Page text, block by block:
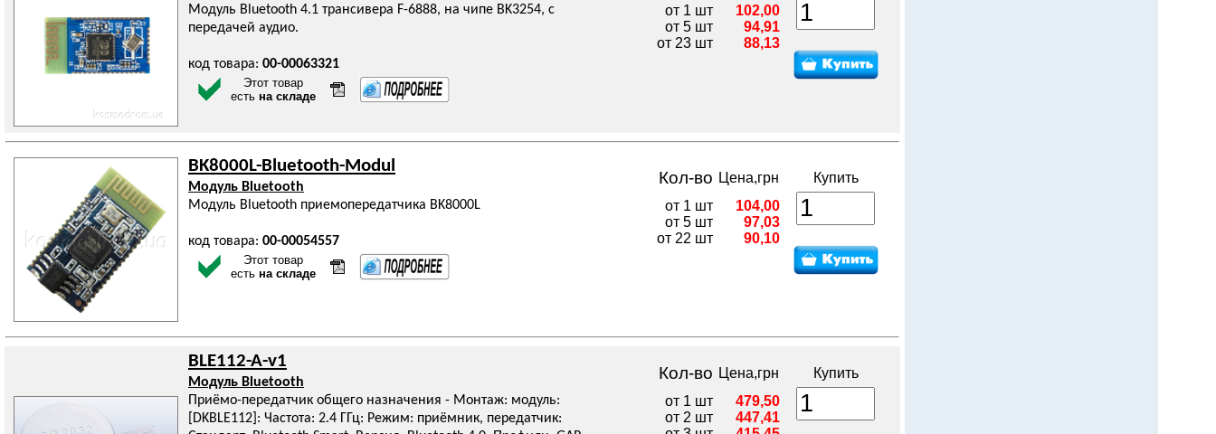
Модуль Bluetooth 4.1 трансивера F-6888, на чипе BK3254, с
передачей аудио.
код товара: 00-00063321
Этот товар
есть на складе
от 1 шт
от 5 шт
от 23 шт
102,00
94,91
88,13
BK8000L-Bluetooth-Modul
Модуль Bluetooth
Модуль Bluetooth приемопередатчика BK8000L
код товара: 00-00054557
Этот товар
есть на складе
Кол-во Цена,грн
Купить
от 1 шт
от 5 шт
от 22 шт
104,00
97,03
90,10
BLE112-A-v1
Модуль Bluetooth
Приёмо-передатчик общего назначения - Монтаж: модуль:
[DKBLE112]: Частота: 2.4 ГГц: Режим: приёмник, передатчик:
Кол-во Цена,грн
Купить
от 1 шт
от 2 шт
479,50
447,41